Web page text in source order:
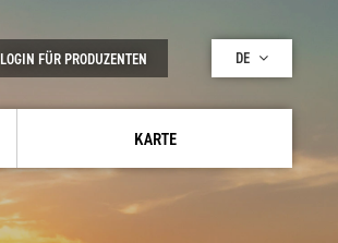
KARTE
LOGIN FÜR PRODUZENTEN DE